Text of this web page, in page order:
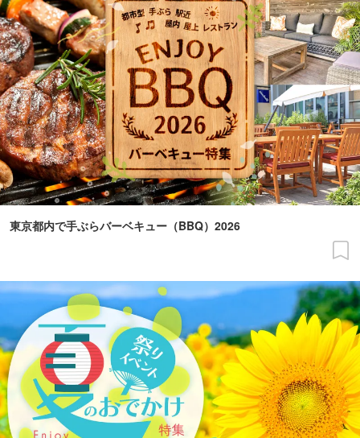
東京都内で手ぶらバーベキュー（BBQ）2026